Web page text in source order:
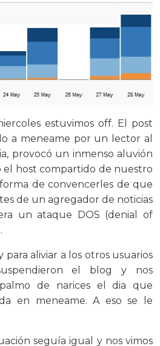
estuvimos off. El post
a meneame por un lector al
provocó un inmenso aluvión
el host compartido de nuestro
de convencerles de que
de un agregador de noticias
un ataque DOS (denial of
aliviar a los otros usuarios
el blog y nos
de narices el dia que
en meneame. A eso se le
seguía igual y nos vimos